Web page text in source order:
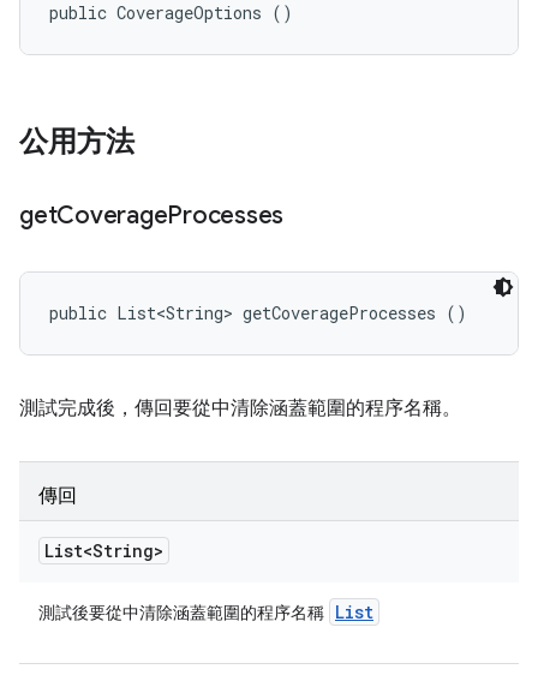
public CoverageOptions ()
公用方法
getCoverageProcesses
public List<String> getCoverageProcesses ()
測試完成後，傳回要從中清除涵蓋範圍的程序名稱。
傳回
List<String>
測試後要從中清除涵蓋範圍的程序名稱 List